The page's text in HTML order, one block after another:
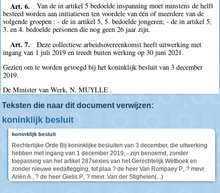
Art. 6.
Van de in artikel 5 bedoelde inspanning moet minstens de helft
besteed worden aan initiatieven ten voordele van één of meerdere van de
volgende groepen : - de in artikel 5, 5. bedoelde jongeren; - de in artikel 5,
3. en 4. bedoelde personen die nog geen 26 jaar zijn.
Art. 7.
Deze collectieve arbeidsovereenkomst heeft uitwerking met
ingang van 1 juli 2019 en treedt buiten werking op 30 juni 2021.
Gezien om te worden gevoegd bij het koninklijk besluit van 3 december
2019.
De Minister van Werk, N. MUYLLE .
Teksten die naar dit document verwijzen:
koninklijk besluit
koninklijk besluit
Rechterlijke Orde Bij koninklijke besluiten van 3 december, die uitwerking
hebben met ingang van 1 december 2019, - zijn benoemd, zonder
toepassing van het artikel 287sexies van het Gerechtelijk Wetboek en
zonder nieuwe eedaflegging, tot plaa ? de heer Van Rompaey P., ? mevr.
Ariën A., ? de heer Gielis P., ? mevr. Van der Stighelen(...)